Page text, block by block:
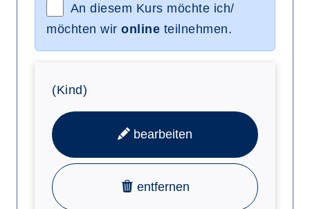
An diesem Kurs möchte ich/
möchten wir online teilnehmen.
(Kind)
bearbeiten
entfernen